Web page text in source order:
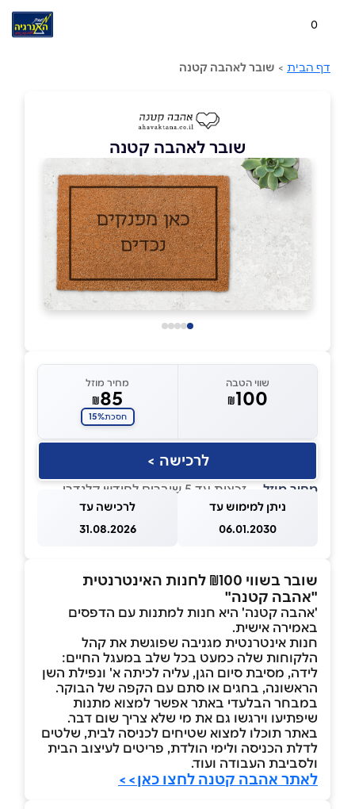
0
דף הבית > שובר לאהבה קטנה
שובר לאהבה קטנה
שווי הטבה
₪100
מחיר מוזל
₪85
חסכת15%
לרכישה >
מחיר מוזל — זכאות עד 5 שוברים לחודש קלנדרי
ניתן למימוש עד
06.01.2030
לרכישה עד
31.08.2026
שובר בשווי ₪100 לחנות האינטרנטית
"אהבה קטנה"
'אהבה קטנה' היא חנות למתנות עם הדפסים
באמירה אישית.
חנות אינטרנטית מגניבה שפוגשת את קהל
הלקוחות שלה כמעט בכל שלב במעגל החיים:
לידה, מסיבת סיום הגן, עליה לכיתה א' ונפילת השן
הראשונה, בחגים או סתם עם הקפה של הבוקר.
במבחר הבלעדי באתר אפשר למצוא מתנות
שיפתיעו וירגשו גם את מי שלא צריך שום דבר.
באתר תוכלו למצוא שטיחים לכניסה לבית, שלטים
לדלת הכניסה ולימי הולדת, פריטים לעיצוב הבית
ולסביבת העבודה ועוד.
לאתר אהבה קטנה לחצו כאן>>